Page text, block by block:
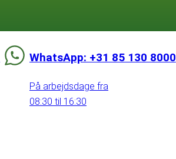
WhatsApp: +31 85 130 8000
På arbejdsdage fra
08:30 til 16:30